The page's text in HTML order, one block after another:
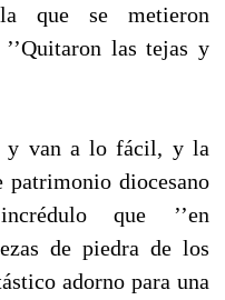
que se metieron
las tejas y
y van a lo fácil, y la
patrimonio diocesano
que ’’en
de piedra de los
adorno para una